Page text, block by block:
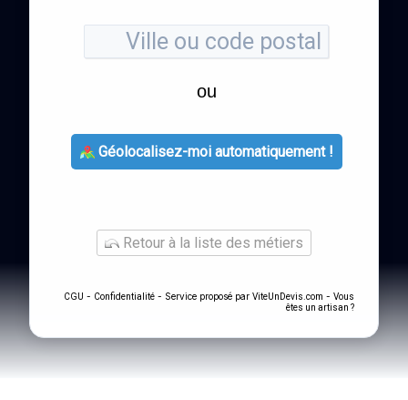
ou
Géolocalisez-moi automatiquement !
Retour à la liste des métiers
CGU - Confidentialité - Service proposé par ViteUnDevis.com - Vous
êtes un artisan ?